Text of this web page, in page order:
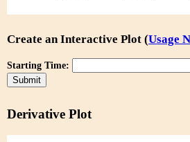
Create an Interactive Plot (Usage
Starting Time:
Derivative Plot